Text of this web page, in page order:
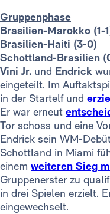
Gruppenphase
Brasilien-Marokko (1-
Brasilien-Haiti (3-0)
Schottland-Brasilien
Vini Jr. und Endrick
eingeteilt. Im
in der Startelf und
Er war erneut
Tor schoss und eine
Endrick sein WM-
Schottland in Miami
einem weiteren Sieg
Gruppenerster zu
in drei Spielen erzielt.
eingewechselt.